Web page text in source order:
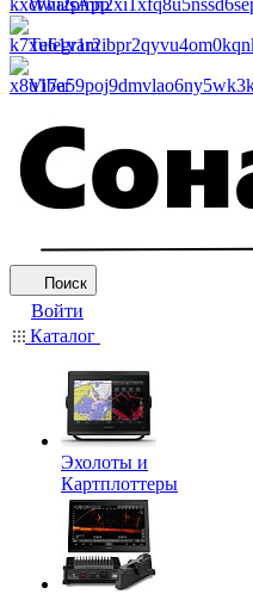
WhatsApp
Telegram
Viber
Поиск
Войти
Каталог
Эхолоты и
Картплоттеры